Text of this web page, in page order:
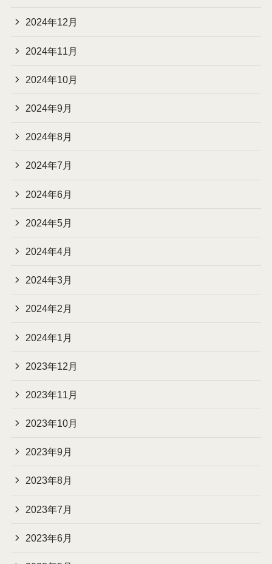
2024年12月
2024年11月
2024年10月
2024年9月
2024年8月
2024年7月
2024年6月
2024年5月
2024年4月
2024年3月
2024年2月
2024年1月
2023年12月
2023年11月
2023年10月
2023年9月
2023年8月
2023年7月
2023年6月